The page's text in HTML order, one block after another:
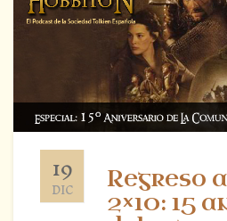
19
DIC
Regreso
2×10: 15